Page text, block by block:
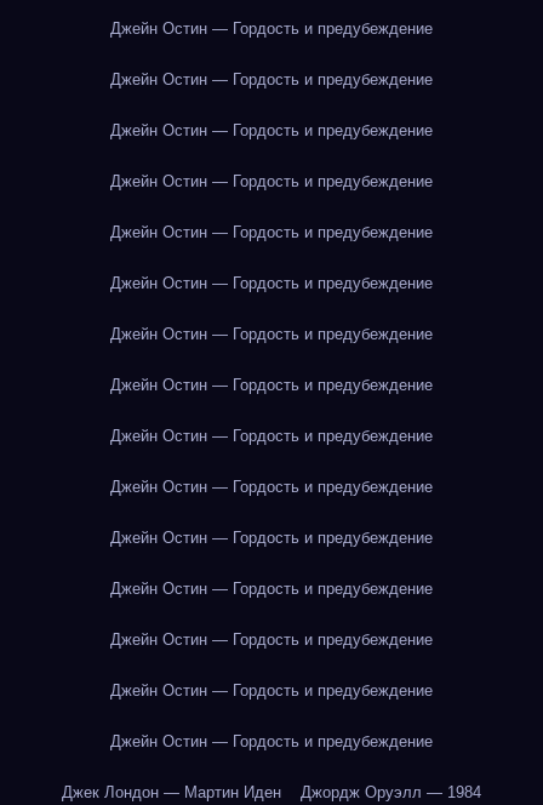
Джейн Остин — Гордость и предубеждение
Джейн Остин — Гордость и предубеждение
Джейн Остин — Гордость и предубеждение
Джейн Остин — Гордость и предубеждение
Джейн Остин — Гордость и предубеждение
Джейн Остин — Гордость и предубеждение
Джейн Остин — Гордость и предубеждение
Джейн Остин — Гордость и предубеждение
Джейн Остин — Гордость и предубеждение
Джейн Остин — Гордость и предубеждение
Джейн Остин — Гордость и предубеждение
Джейн Остин — Гордость и предубеждение
Джейн Остин — Гордость и предубеждение
Джейн Остин — Гордость и предубеждение
Джейн Остин — Гордость и предубеждение
Джек Лондон — Мартин Иден Джордж Оруэлл — 1984